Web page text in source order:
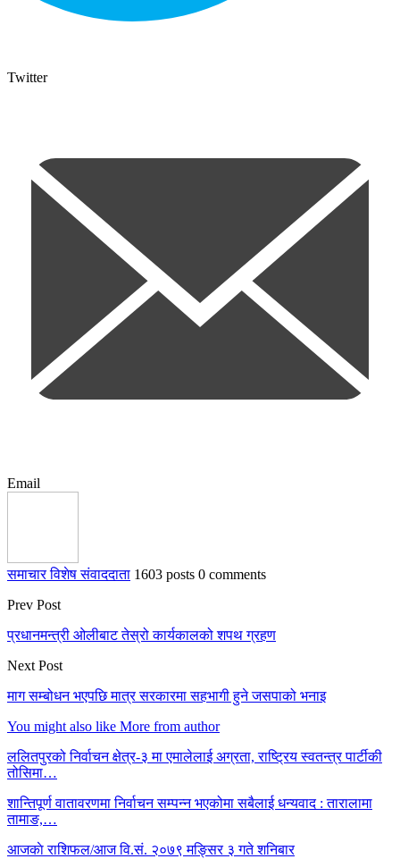
Twitter
Email
समाचार विशेष संवाददाता 1603 posts 0 comments
Prev Post
प्रधानमन्त्री ओलीबाट तेस्रो कार्यकालको शपथ ग्रहण
Next Post
माग सम्बोधन भएपछि मात्र सरकारमा सहभागी हुने जसपाको भनाइ
You might also like More from author
ललितपुरको निर्वाचन क्षेत्र-३ मा एमालेलाई अग्रता, राष्ट्रिय स्वतन्त्र पार्टीकी
तोसिमा…
शान्तिपूर्ण वातावरणमा निर्वाचन सम्पन्न भएकोमा सबैलाई धन्यवाद : तारालामा
तामाङ,…
आजकाे राशिफल/आज वि.सं. २०७९ मङ्सिर ३ गते शनिबार